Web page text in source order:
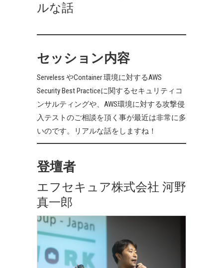
ルな話
セッション内容
Serveless やContainer 環境に対するAWS
Security Best Practiceに関するセキュリティコ
ンサルティングや、AWS環境に対する攻撃侵
入テストのご相談を頂く事が最近は非常に多
いのです。リアルな話をしますね！
登壇者
エフセキュア株式会社 河野
真一郎